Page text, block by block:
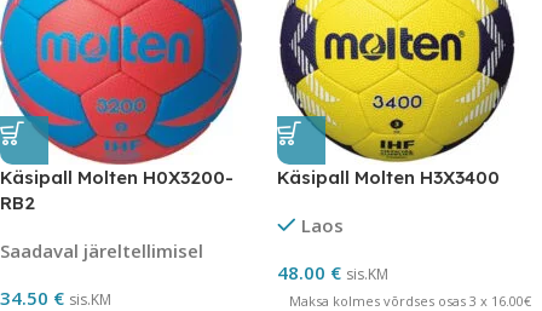
Käsipall Molten H0X3200-
RB2
Saadaval järeltellimisel
34.50 € sis.KM
Käsipall Molten H3X3400
Laos
48.00 € sis.KM
Maksa kolmes võrdses osas 3 x 16.00€